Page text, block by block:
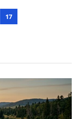
17